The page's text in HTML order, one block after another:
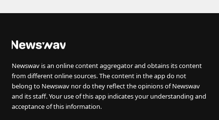
Newswav is an online content aggregator and obtains its content
from different online sources. The content in the app do not
belong to Newswav nor do they reflect the opinions of Newswav
and its staff. Your use of this app indicates your understanding and
acceptance of this information.